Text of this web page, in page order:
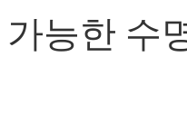
능한 수